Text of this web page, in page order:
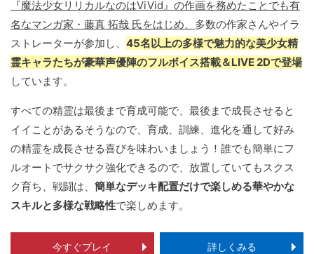
『魔法少女リリカルなのはViVid』の作画を務めたことでも有
名なマンガ家・藤真 拓哉 氏をはじめ、 多数の作家さんやイラ
ストレーターが参加し、 45名以上の多様で魅力的な美少女精
霊キャラたちが豪華声優陣のフルボイス搭載＆LIVE 2Dで登場
しています。
すべての精霊は最後まで育成可能で、最後まで成長させると
イイことがあるそうなので、育成、訓練、進化を通して好み
の精霊を成長させる喜びを味わいましょう！誰でも簡単にフ
ルオートでサクサク強化できるので、放置していてもスクス
ク育ち、戦闘は、 簡単なデッキ配置だけで楽しめる華やかな
スキルと多様な戦略性で楽しめます。
今すぐプレイ 詳しくみる